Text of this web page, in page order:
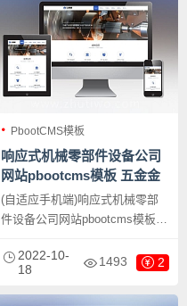
做，只需要把文字图片换成其他
行业的即可；
PbootCMS模板
响应式机械零部件设备公司
网站pbootcms模板 五金金
属机械设备网站源码下载
(自适应手机端)响应式机械零部
件设备公司网站pbootcms模板
载，PbootCMS内核开发的网站
模板，该模板适用于机械零部件
设备网站、五金机械网站等企
2022-10-
18
1493 2